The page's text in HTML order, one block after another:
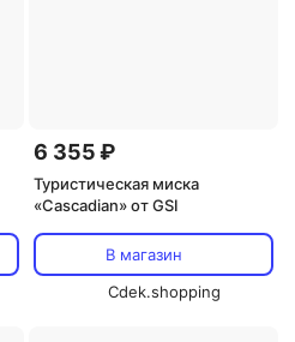
6 355 ₽
Туристическая миска
«Cascadian» от GSI
В магазин
Cdek.shopping